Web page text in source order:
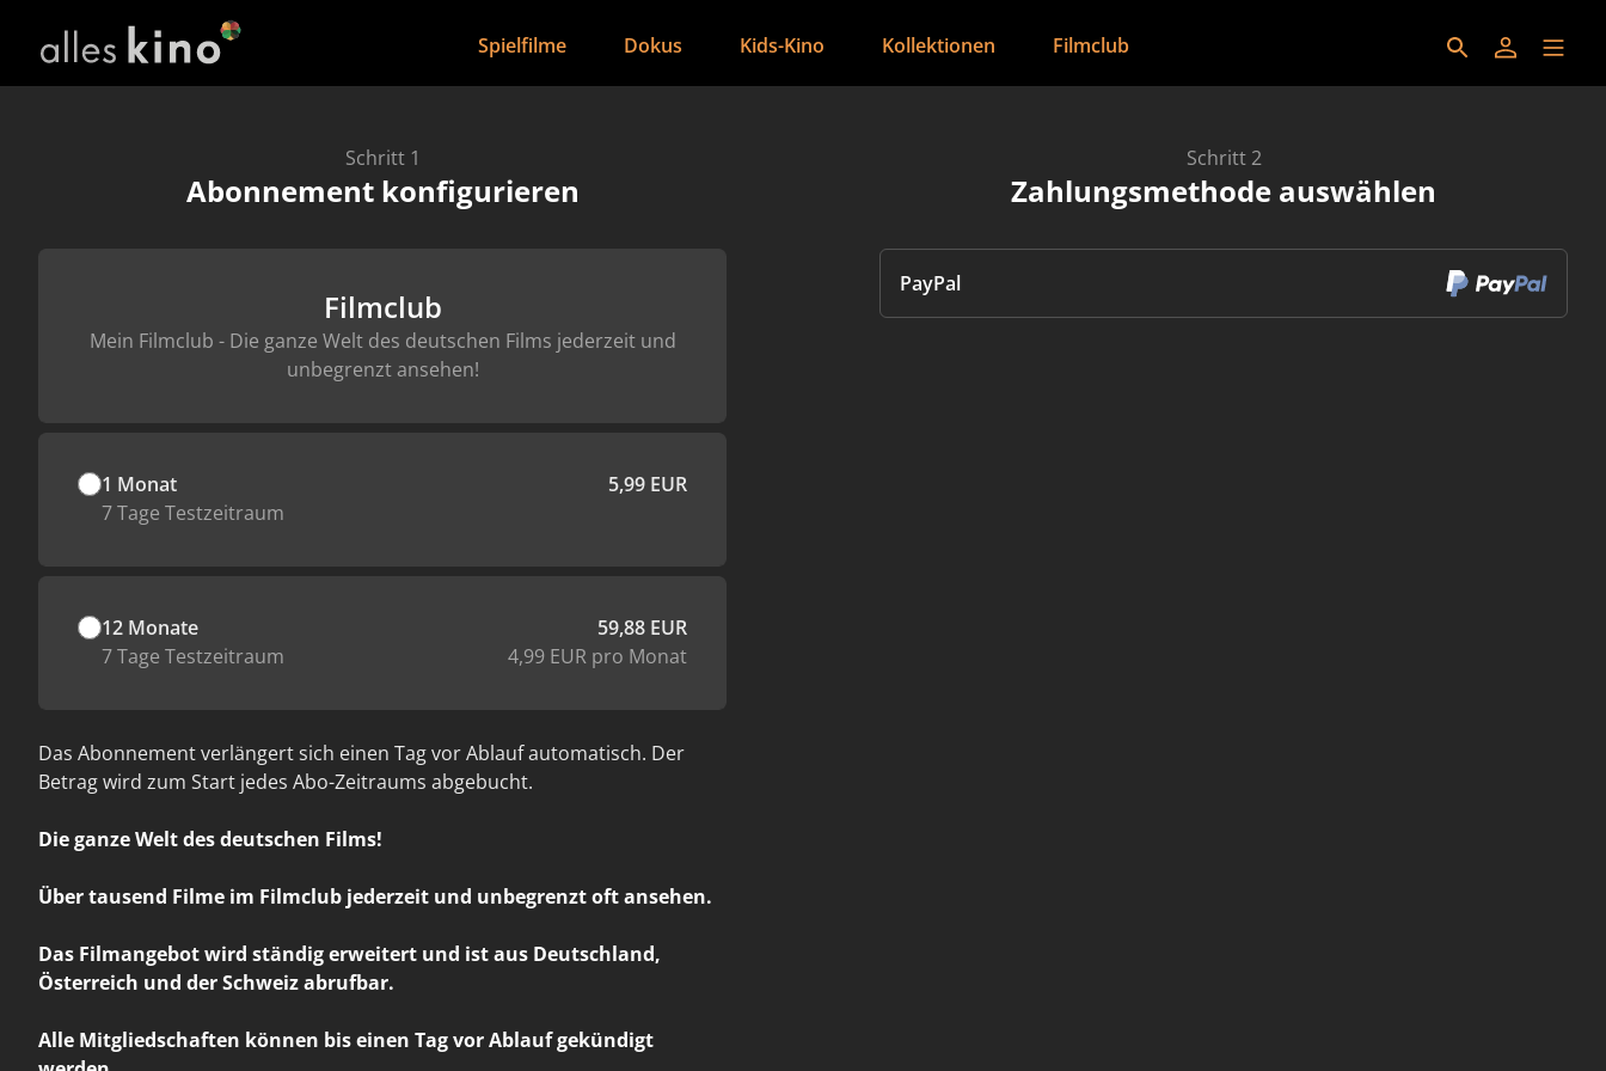
Spielfilme Dokus Kids-Kino Kollektionen Filmclub
Schritt 1
Abonnement konfigurieren
Filmclub
Mein Filmclub - Die ganze Welt des deutschen Films jederzeit und
unbegrenzt ansehen!
1 Monat
7 Tage Testzeitraum
5,99 EUR
12 Monate
7 Tage Testzeitraum
59,88 EUR
4,99 EUR pro Monat
Das Abonnement verlängert sich einen Tag vor Ablauf automatisch. Der
Betrag wird zum Start jedes Abo-Zeitraums abgebucht.
Die ganze Welt des deutschen Films!
Über tausend Filme im Filmclub jederzeit und unbegrenzt oft ansehen.
Das Filmangebot wird ständig erweitert und ist aus Deutschland,
Österreich und der Schweiz abrufbar.
Alle Mitgliedschaften können bis einen Tag vor Ablauf gekündigt
Schritt 2
Zahlungsmethode auswählen
PayPal